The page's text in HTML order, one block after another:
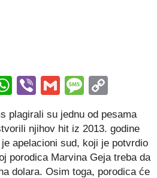
WhatsApp
ViberGmail
plagirali su jednu od pesama
njihov hit iz 2013. godine
apelacioni sud, koji je potvrdio
porodica Marvina Geja treba da
dolara. Osim toga, porodica će